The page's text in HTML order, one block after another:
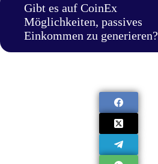
Gibt es auf CoinEx
Möglichkeiten, passives
Einkommen zu generieren?